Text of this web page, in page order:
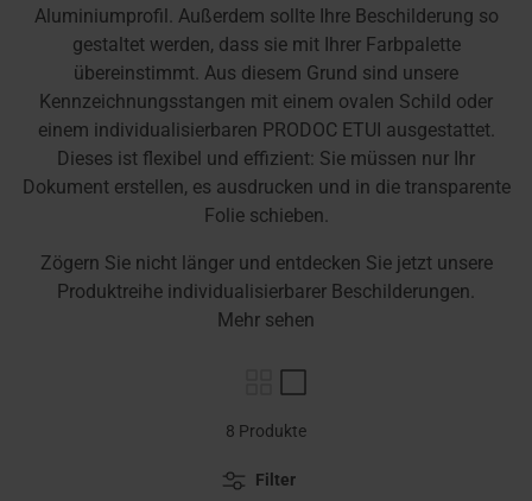
Aluminiumprofil. Außerdem sollte Ihre Beschilderung so
gestaltet werden, dass sie mit Ihrer Farbpalette
übereinstimmt. Aus diesem Grund sind unsere
Kennzeichnungsstangen mit einem ovalen Schild oder
einem individualisierbaren PRODOC ETUI ausgestattet.
Dieses ist flexibel und effizient: Sie müssen nur Ihr
Dokument erstellen, es ausdrucken und in die transparente
Folie schieben.
Zögern Sie nicht länger und entdecken Sie jetzt unsere
Produktreihe individualisierbarer Beschilderungen.
Mehr sehen
Filter
8 Produkte